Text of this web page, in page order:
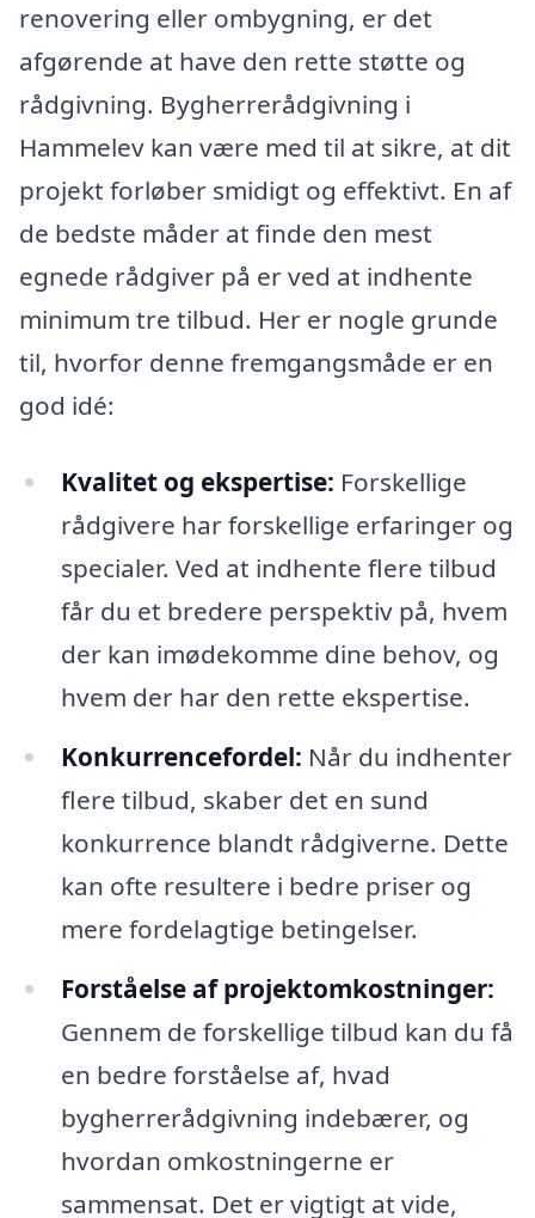
renovering eller ombygning, er det
afgørende at have den rette støtte og
rådgivning. Bygherrerådgivning i
Hammelev kan være med til at sikre, at dit
projekt forløber smidigt og effektivt. En af
de bedste måder at finde den mest
egnede rådgiver på er ved at indhente
minimum tre tilbud. Her er nogle grunde
til, hvorfor denne fremgangsmåde er en
god idé:
Kvalitet og ekspertise: Forskellige
rådgivere har forskellige erfaringer og
specialer. Ved at indhente flere tilbud
får du et bredere perspektiv på, hvem
der kan imødekomme dine behov, og
hvem der har den rette ekspertise.
Konkurrencefordel: Når du indhenter
flere tilbud, skaber det en sund
konkurrence blandt rådgiverne. Dette
kan ofte resultere i bedre priser og
mere fordelagtige betingelser.
Forståelse af projektomkostninger:
Gennem de forskellige tilbud kan du få
en bedre forståelse af, hvad
bygherrerådgivning indebærer, og
hvordan omkostningerne er
sammensat. Det er vigtigt at vide,